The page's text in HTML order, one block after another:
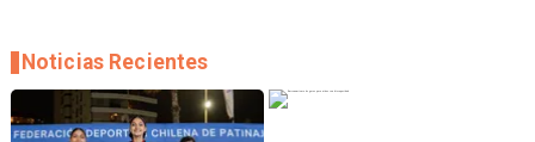
Noticias Recientes